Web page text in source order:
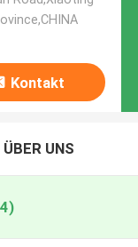
Kontakt
ÜBER UNS